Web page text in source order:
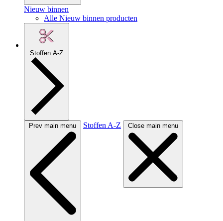
Nieuw binnen
Alle Nieuw binnen producten
Stoffen A-Z
Prev main menu Stoffen A-Z Close main menu